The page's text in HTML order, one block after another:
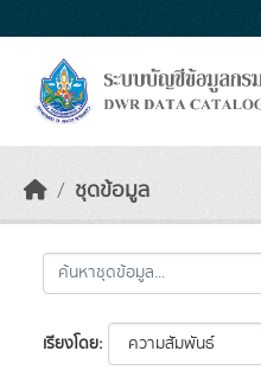
ชุดข้อมูล
เรียงโดย